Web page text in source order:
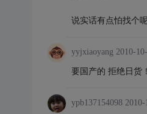
说实话有点怕找个
yyjxiaoyang 2010-
要国产的 拒绝日货！
ypb137154098 2010-